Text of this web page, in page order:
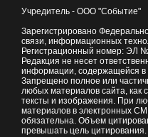
Учредитель - ООО "Событие"
Зарегистрировано
связи, информационных
Регистрационный номер: ЭЛ
Редакция не несет
информации, содержащейся в
Запрещено полное или
любых материалов сайта, как
тексты и изображения. При
материалов в электронных
обязательна. Объем
превышать цель